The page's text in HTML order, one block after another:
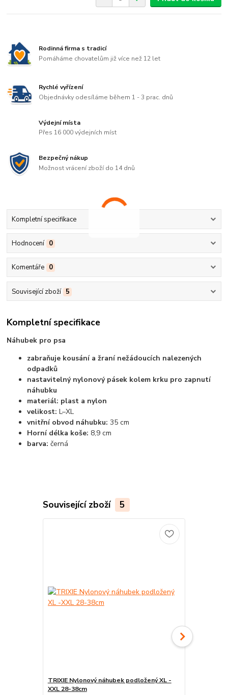
Rodinná firma s tradicí
Pomáháme chovatelům již více než 12 let
Rychlé vyřízení
Objednávky odesíláme během 1 - 3 prac. dnů
Výdejní místa
Přes 16 000 výdejních míst
Bezpečný nákup
Možnost vrácení zboží do 14 dnů
Kompletní specifikace
Hodnocení 0
Komentáře 0
Související zboží 5
Kompletní specifikace
Náhubek pro psa
zabraňuje kousání a žraní nežádoucích nalezených
odpadků
nastavitelný nylonový pásek kolem krku pro zapnutí
náhubku
materiál: plast a nylon
velikost: L–XL
vnitřní obvod náhubku: 35 cm
Horní délka koše: 8,9 cm
barva: černá
Související zboží 5
TRIXIE Nylonový náhubek podložený XL -
XXL 28-38cm